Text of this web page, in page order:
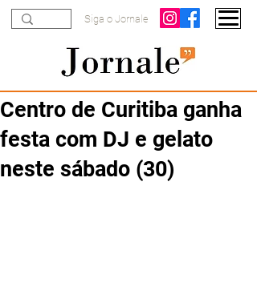
Siga o Jornale
Centro de Curitiba ganha
festa com DJ e gelato
neste sábado (30)